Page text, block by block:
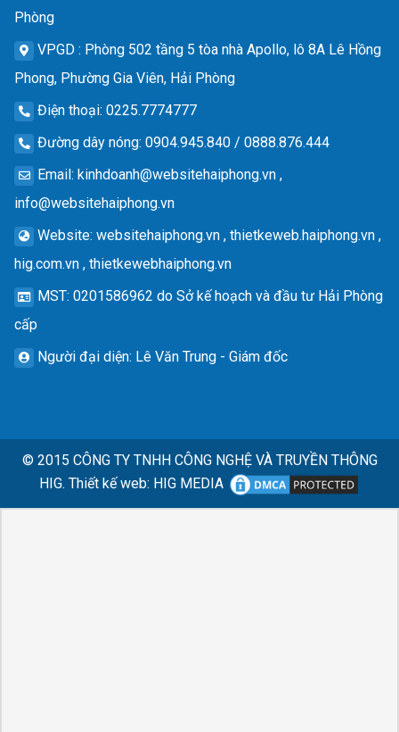
Phòng
VPGD : Phòng 502 tầng 5 tòa nhà Apollo, lô 8A Lê Hồng
Phong, Phường Gia Viên, Hải Phòng
Điện thoại: 0225.7774777
Đường dây nóng: 0904.945.840 / 0888.876.444
Email: kinhdoanh@websitehaiphong.vn ,
info@websitehaiphong.vn
Website: websitehaiphong.vn , thietkeweb.haiphong.vn ,
hig.com.vn , thietkewebhaiphong.vn
MST: 0201586962 do Sở kế hoạch và đầu tư Hải Phòng
cấp
Người đại diện: Lê Văn Trung - Giám đốc
© 2015 CÔNG TY TNHH CÔNG NGHỆ VÀ TRUYỀN THÔNG
HIG. Thiết kế web: HIG MEDIA